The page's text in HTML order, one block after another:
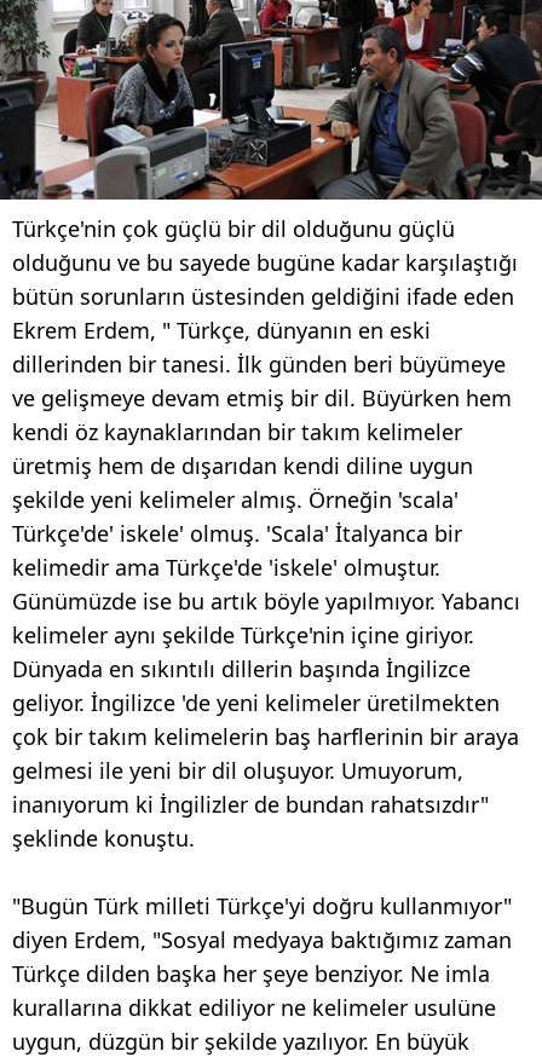
Türkçe'nin çok güçlü bir dil olduğunu güçlü
olduğunu ve bu sayede bugüne kadar karşılaştığı
bütün sorunların üstesinden geldiğini ifade eden
Ekrem Erdem, " Türkçe, dünyanın en eski
dillerinden bir tanesi. İlk günden beri büyümeye
ve gelişmeye devam etmiş bir dil. Büyürken hem
kendi öz kaynaklarından bir takım kelimeler
üretmiş hem de dışarıdan kendi diline uygun
şekilde yeni kelimeler almış. Örneğin 'scala'
Türkçe'de' iskele' olmuş. 'Scala' İtalyanca bir
kelimedir ama Türkçe'de 'iskele' olmuştur.
Günümüzde ise bu artık böyle yapılmıyor. Yabancı
kelimeler aynı şekilde Türkçe'nin içine giriyor.
Dünyada en sıkıntılı dillerin başında İngilizce
geliyor. İngilizce 'de yeni kelimeler üretilmekten
çok bir takım kelimelerin baş harflerinin bir araya
gelmesi ile yeni bir dil oluşuyor. Umuyorum,
inanıyorum ki İngilizler de bundan rahatsızdır"
şeklinde konuştu.
"Bugün Türk milleti Türkçe'yi doğru kullanmıyor"
diyen Erdem, "Sosyal medyaya baktığımız zaman
Türkçe dilden başka her şeye benziyor. Ne imla
kurallarına dikkat ediliyor ne kelimeler usulüne
uygun, düzgün bir şekilde yazılıyor. En büyük